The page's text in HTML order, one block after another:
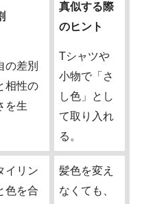
真似する際
のヒント
の差別
相性の
を生
Tシャツや
小物で「さ
し色」とし
て取り入れ
る。
イリン
色を合
髪色を変え
なくても、